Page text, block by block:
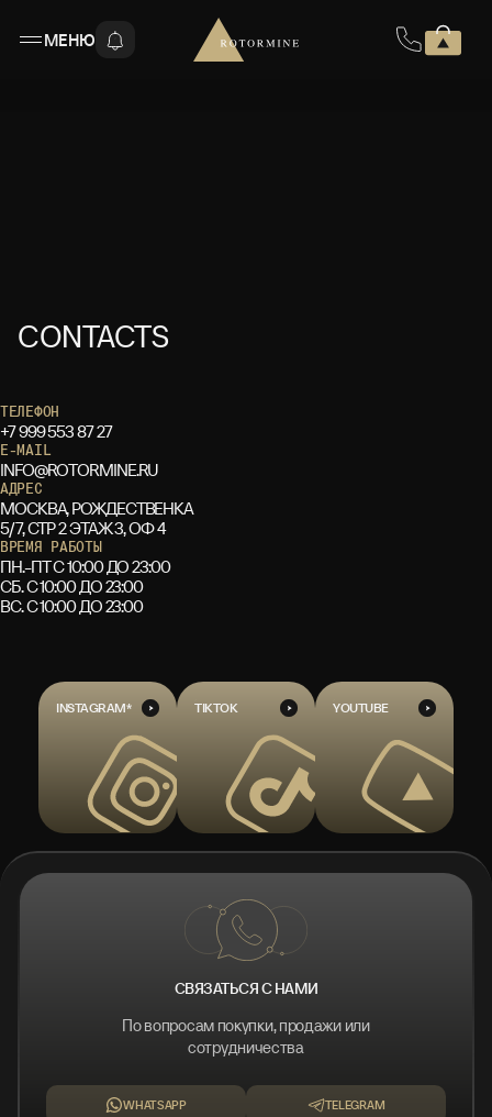
МЕНЮ
CONTACTS
ТЕЛЕФОН
+7 999 553 87 27
E-MAIL
INFO@ROTORMINE.RU
АДРЕС
МОСКВА, РОЖДЕСТВЕНКА
5/7, СТР 2 ЭТАЖ 3, ОФ 4
ВРЕМЯ РАБОТЫ
ПН.-ПТ С 10:00 ДО 23:00
СБ. С 10:00 ДО 23:00
ВС. С 10:00 ДО 23:00
INSTAGRAM* TIKTOK YOUTUBE
СВЯЗАТЬСЯ С НАМИ
По вопросам покупки, продажи или
сотрудничества
WHATSAPP TELEGRAM